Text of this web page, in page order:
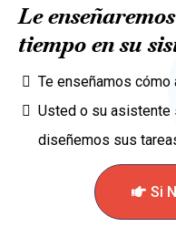
Le
tiempo en su
Te enseñamos
Usted o su asistente
diseñemos sus
Si